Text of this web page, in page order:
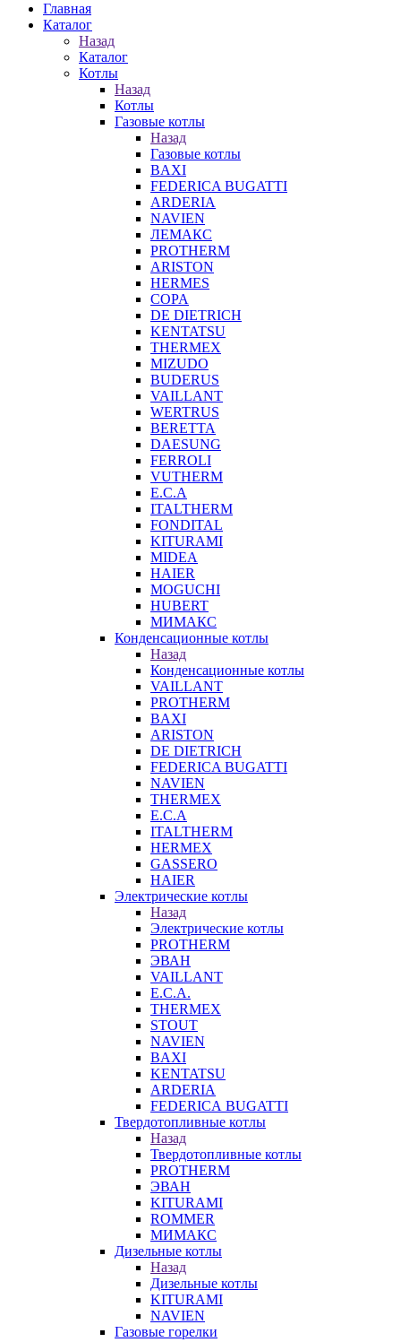
Главная
Каталог
Назад
Каталог
Котлы
Назад
Котлы
Газовые котлы
Назад
Газовые котлы
BAXI
FEDERICA BUGATTI
ARDERIA
NAVIEN
ЛЕМАКС
PROTHERM
ARISTON
HERMES
COPA
DE DIETRICH
KENTATSU
THERMEX
MIZUDO
BUDERUS
VAILLANT
WERTRUS
BERETTA
DAESUNG
FERROLI
VUTHERM
E.C.A
ITALTHERM
FONDITAL
KITURAMI
MIDEA
HAIER
MOGUCHI
HUBERT
МИМАКС
Конденсационные котлы
Назад
Конденсационные котлы
VAILLANT
PROTHERM
BAXI
ARISTON
DE DIETRICH
FEDERICA BUGATTI
NAVIEN
THERMEX
E.C.A
ITALTHERM
HERMEX
GASSERO
HAIER
Электрические котлы
Назад
Электрические котлы
PROTHERM
ЭВАН
VAILLANT
E.C.A.
THERMEX
STOUT
NAVIEN
BAXI
KENTATSU
ARDERIA
FEDERICА BUGATTI
Твердотопливные котлы
Назад
Твердотопливные котлы
PROTHERM
ЭВАН
KITURAMI
ROMMER
МИМАКС
Дизельные котлы
Назад
Дизельные котлы
KITURAMI
NAVIEN
Газовые горелки